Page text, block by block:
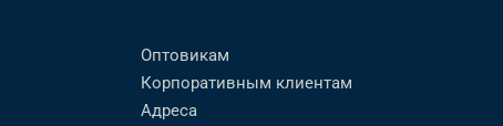
Оптовикам
Корпоративным клиентам
Адреса